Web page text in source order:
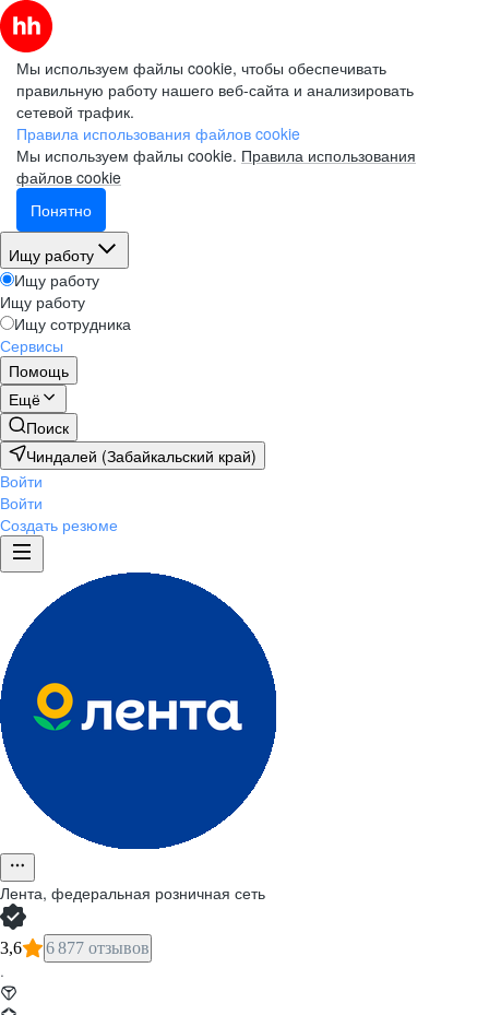
Мы используем файлы cookie, чтобы обеспечивать
правильную работу нашего веб-сайта и анализировать
сетевой трафик.
Правила использования файлов cookie
Мы используем файлы cookie. Правила использования
файлов cookie
Понятно
Ищу работу
Ищу работу
Ищу работу
Ищу сотрудника
Сервисы
Помощь
Ещё
Поиск
Чиндалей (Забайкальский край)
Войти
Войти
Создать резюме
Лента, федеральная розничная сеть
3,6 6 877 отзывов
·